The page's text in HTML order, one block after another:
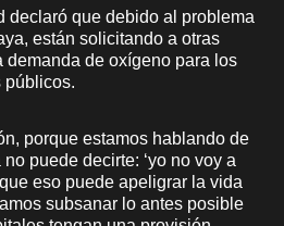
declaró que debido al problema
están solicitando a otras
demanda de oxígeno para los
públicos.
porque estamos hablando de
puede decirte: ‘yo no voy a
eso puede apeligrar la vida
subsanar lo antes posible